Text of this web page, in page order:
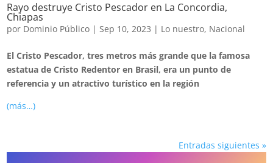
Rayo destruye Cristo Pescador en La Concordia,
Chiapas
por Dominio Público |Sep 10, 2023 | Lo nuestro, Nacional
El Cristo Pescador, tres metros más grande que la famosa
estatua de Cristo Redentor en Brasil, era un punto de
referencia y un atractivo turístico en la región
(más…)
Entradas siguientes »